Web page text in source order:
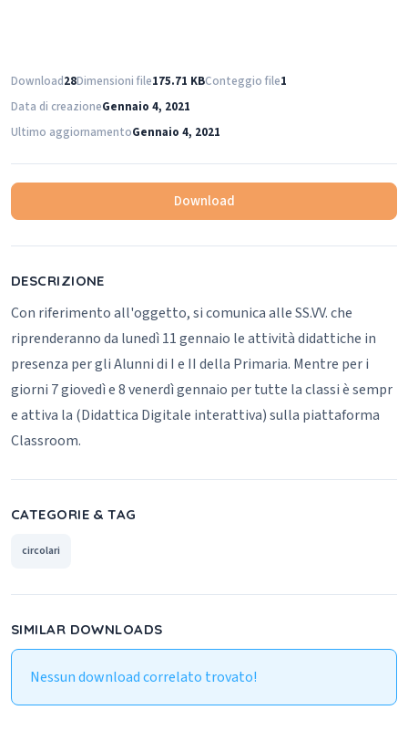
Download28Dimensioni file175.71 KBConteggio file1
Data di creazioneGennaio 4, 2021
Ultimo aggiornamentoGennaio 4, 2021
Download
DESCRIZIONE
Con riferimento all'oggetto, si comunica alle SS.VV. che
riprenderanno da lunedì 11 gennaio le attività didattiche in
presenza per gli Alunni di I e II della Primaria. Mentre per i
giorni 7 giovedì e 8 venerdì gennaio per tutte la classi è sempr
e attiva la (Didattica Digitale interattiva) sulla piattaforma
Classroom.
CATEGORIE & TAG
circolari
SIMILAR DOWNLOADS
Nessun download correlato trovato!